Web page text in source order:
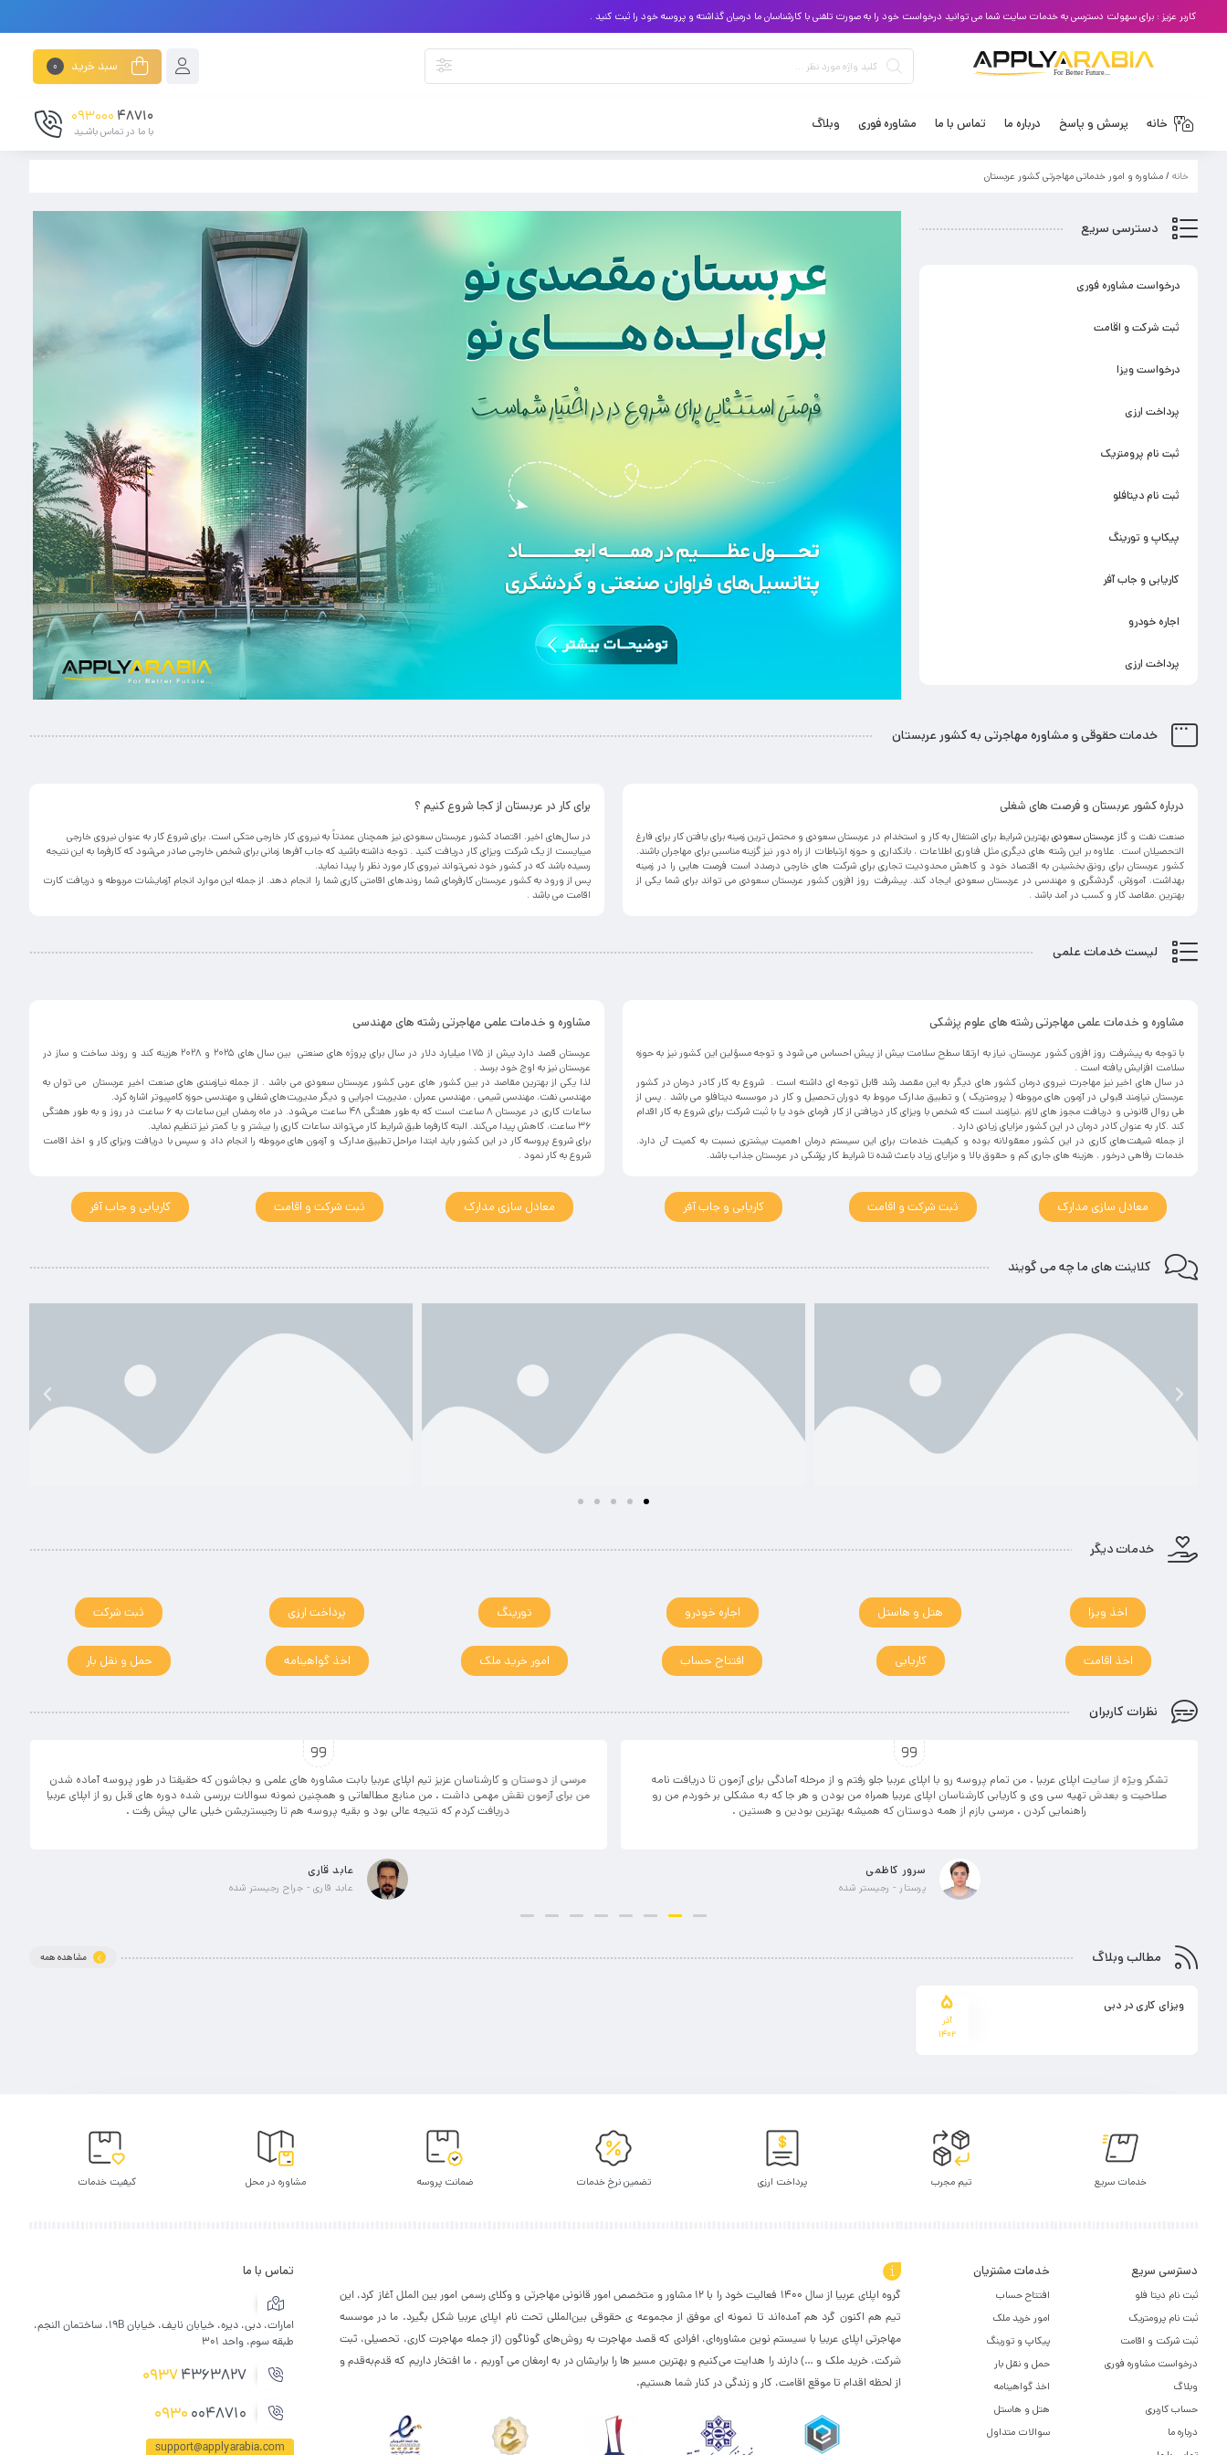
کاربر عزیز : برای سهولت دسترسی به خدمات سایت شما می توانید درخواست خود را به صورت تلفنی با کارشناسان ما درمیان گذاشته و پروسه خود را ثبت کنید .
سبد خرید 0
خانه پرسش و پاسخ درباره ما تماس با ما مشاوره فوری وبلاگ 48710
093000
با ما در تماس باشـید
خانه / مشاوره و امور خدماتی مهاجرتی کشور عربستان
دسترسی سریع
درخواست مشاوره فوری
ثبت شرکت و اقامت
درخواست ویزا
پرداخت ارزی
ثبت نام پرومتریک
ثبت نام دیتافلو
پیکاپ و تورینگ
کاریابی و جاب آفر
اجاره خودرو
پرداخت ارزی
خدمات حقوقی و مشاوره مهاجرتی به کشور عربستان
درباره کشور عربستان و فرصت های شغلی
صنعت نفت و گاز عربستان سعودیبهترین شرایط برای اشتغال به کار و استخدام در عربستان سعودی و محتمل ترین زمینه برای یافتن کار برای فارغ
التحصیلان است. علاوه بر این رشته های دیگری مثل فناوری اطلاعات ، بانکداری و حوزه ارتباطات از راه دور نیز گزینه مناسبی برای مهاجران باشند.
کشور عربستان برای رونق بخشیدن به اقتصاد خود و کاهش محدودیت تجاری برای شرکت های خارجی درصدد است فرصت هایی را در زمینه
بهداشت، آموزش، گردشگری و مهندسی در عربستان سعودی ایجاد کند. پیشرفت روز افزون کشور عربستان سعودی می تواند برای شما یکی از
بهترین .مقاصد کار و کسب در آمد باشد .
برای کار در عربستان از کجا شروع کنیم ؟
در سال‌های اخیر، اقتصاد کشور عربستان سعودی نیز همچنان عمدتاً به نیروی کار خارجی متکی است. برای شروع کار به عنوان نیروی خارجی
میبایست از یک شرکت ویزای کار دریافت کنید . توجه داشته باشید که جاب آفرها زمانی برای شخص خارجی صادر می‌شود که کارفرما به این نتیجه
رسیده باشد که در کشور خود نمی‌تواند نیروی کار مورد نظر را پیدا نماید.
پس از ورود به کشور عربستان کارفرمای شما روندهای اقامتی کاری شما را انجام دهد. از جمله این موارد انجام آزمایشات مربوطه و دریافت کارت
اقامت می باشد .
لیست خدمات علمی
مشاوره و خدمات علمی مهاجرتی رشته های علوم پزشکی
با توجه به پیشرفت روز افزون کشور عربستان، نیاز به ارتقا سطح سلامت بیش از پیش احساس می شود و توجه مسؤلین این کشور نیز به حوزه
سلامت افزایش یافته است .
در سال های اخیر نیز مهاجرت نیروی درمان کشور های دیگر به این مقصد رشد قابل توجه ای داشته است . شروع به کار کادر درمان در کشور
عربستان نیازمند قبولی در آزمون های مربوطه ( پرومتریک ) و تطبیق مدارک مربوط به دوران تحصیل و کار در موسسه دیتافلو می باشد . پس از
طی روال قانونی و دریافت مجوز های لازم ،نیازمند است که شخص با ویزای کار دریافتی از کار فرمای خود یا با ثبت شرکت برای شروع به کار اقدام
کند .کار به عنوان کادر درمان در این کشور مزایای زیادی دارد .
از جمله شیفت‌های کاری در این کشور معقولانه بوده و کیفیت خدمات برای این سیستم درمان اهمیت بیشتری نسبت به کمیت آن دارد.
خدمات رفاهی درخور ، هزینه های جاری کم و حقوق بالا و مزایای زیاد باعث شده تا شرایط کار پزشکی در عربستان جذاب باشد.
معادل سازی مدارک ثبت شرکت و اقامت کاریابی و جاب آفر
مشاوره و خدمات علمی مهاجرتی رشته های مهندسی
عربستان قصد دارد بیش از ۱۷۵ میلیارد دلار در سال برای پروژه های صنعتی بین سال های ۲۰۲۵ و ۲۰۲۸ هزینه کند و روند ساخت و ساز در
عربستان نیز به اوج خود برسد .
لذا یکی از بهترین مقاصد در بین کشور های عربی کشور عربستان سعودی می باشد . از جمله نیازمندی های صنعت اخیر عربستان می توان به
مهندسی نفت،‌ مهندسی شیمی ،‌ مهندسی عمران ،‌ مدیریت اجرایی و دیگر مدیریت‌های شغلی و مهندسی حوزه کامپیوتر اشاره کرد.
ساعات کاری در عربستان ۸ ساعت است که به طور هفتگی ۴۸ ساعت می‌شود. در ماه رمضان این ساعات به ۶ ساعت در روز و به طور هفتگی
۳۶ ساعت، کاهش پیدا می‌کند. البته کارفرما طبق شرایط کار می‌تواند ساعات کاری را بیشتر و یا کمتر نیز تنظیم نماید.
برای شروع پروسه کار در این کشور باید ابتدا مراحل تطبیق مدارک و آزمون های مربوطه را انجام داد و سپس با دریافت ویزای کار و اخذ اقامت
شروع به کار نمود .
معادل سازی مدارک ثبت شرکت و اقامت کاریابی و جاب آفر
کلاینت های ما چه می گویند
خدمات دیگر
اخذ ویزا هتل و هاستل اجاره خودرو تورینگ پرداخت ارزی ثبت شرکت
اخذ اقامت کاریابی افتتاح حساب امور خرید ملک اخذ گواهینامه حمل و نقل بار
نظرات کاربران
تشکر ویژه از سایت اپلای عربیا . من تمام پروسه رو با اپلای عربیا جلو رفتم و از مرحله آمادگی برای آزمون تا دریافت نامه
صلاحیت و بعدش تهیه سی وی و کاریابی کارشناسان اپلای عربیا همراه من بودن و هر جا که به مشکلی بر خوردم من رو
راهنمایی کردن . مرسی بازم از همه دوستان که همیشه بهترین بودین و هستین .
سرور کاظمی
پرستار - رجیستر شده
مرسی از دوستان و کارشناسان عزیز تیم اپلای عربیا بابت مشاوره های علمی و بجاشون که حقیقتا در طور پروسه آماده شدن
من برای آزمون نقش مهمی داشت . من منابع مطالعاتی و همچنین نمونه سوالات بررسی شده دوره های قبل رو از اپلای عربیا
دریافت کردم که نتیجه عالی بود و بقیه پروسه هم تا رجیستریشن خیلی عالی پیش رفت .
عابد قاری
عابد قاری - جراح رجیستر شده
مطالب وبلاگ مشاهده همه
5
آذر
1402
ویزای کاری در دبی
خدمات سریع تیم مجرب پرداخت ارزی تضمین نرخ خدمات ضمانت پروسه مشاوره در محل کیفیت خدمات
دسترسی سریع
ثبت نام دیتا فلو
ثبت نام پرومتریک
ثبت شرکت و اقامت
درخواست مشاوره فوری
وبلاگ
حساب کاربری
درباره ما
خدمات مشتریان
افتتاح حساب
امور خرید ملک
پیکاپ و تورینگ
حمل و نقل بار
اخذ گواهینامه
هتل و هاستل
سوالات متداول
گروه اپلای عربیا از سال 1400 فعالیت خود را با 12 مشاور و متخصص امور قانونی مهاجرتی و وکلای رسمی امور بین الملل آغاز کرد، این
تیم هم اکنون گرد هم آمده‌اند تا نمونه ای موفق از مجموعه ی حقوقی بین‌المللی تحت نام اپلای عربیا شکل بگیرد. ما در موسسه
مهاجرتی اپلای عربیا با سیستم نوین مشاوره‌ای، افرادی که قصد مهاجرت به روش‌های گوناگون (از جمله مهاجرت کاری، تحصیلی، ثبت
شرکت، خرید ملک و …) دارند را هدایت می‌کنیم و بهترین مسیر ها را برایشان در به ارمغان می آوریم . ما افتخار داریم که قدم‌به‌قدم و
از لحظه اقدام تا موقع اقامت، کار و زندگی در کنار شما هستیم.
تماس با ما
امارات، دبی، دیره، خیابان نایف، خیابان 19B، ساختمان النجم،
طبقه سوم، واحد 301
09374363827
09300048710
support@applyarabia.com